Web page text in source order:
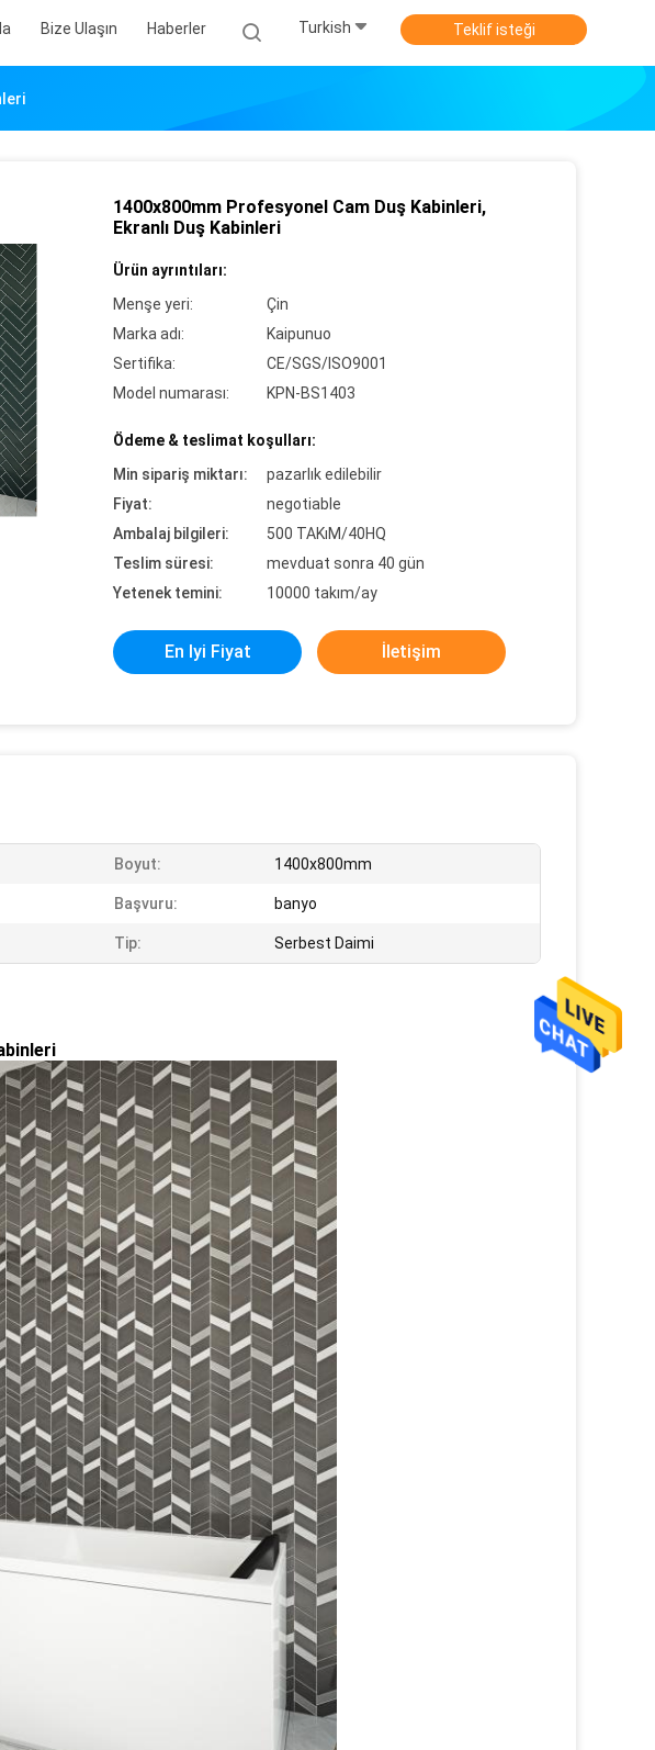
Bize Ulaşın Haberler Turkish Teklif isteği
1400x800mm Profesyonel Cam Duş Kabinleri,
Ekranlı Duş Kabinleri
Ürün ayrıntıları:
Menşe yeri:
Çin
Marka adı:
Kaipunuo
Sertifika:
CE/SGS/ISO9001
Model numarası:
KPN-BS1403
Ödeme & teslimat koşulları:
Min sipariş miktarı:
pazarlık edilebilir
Fiyat:
negotiable
Ambalaj bilgileri:
500 TAKıM/40HQ
Teslim süresi:
mevduat sonra 40 gün
Yetenek temini:
10000 takım/ay
En Iyi Fiyat İletişim
Boyut: 1400x800mm
Başvuru: banyo
Tip: Serbest Daimi